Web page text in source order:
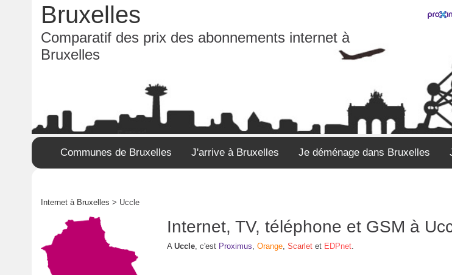
Bruxelles
Comparatif des prix des abonnements internet à
Bruxelles
Communes de Bruxelles J'arrive à Bruxelles Je déménage dans Bruxelles
Internet à Bruxelles > Uccle
Internet, TV, téléphone et GSM à
A Uccle, c'est Proximus, Orange, Scarletet EDPnet.